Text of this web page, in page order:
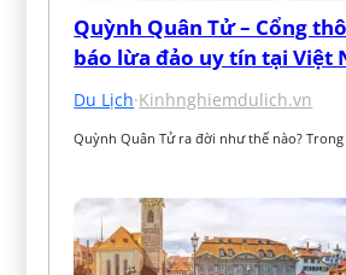
Quỳnh Quân Tử – Cổng
báo lừa đảo uy tín tại Việt
Du Lịch·Kinhnghiemdulich.vn
Quỳnh Quân Tử ra đời như thế nào?